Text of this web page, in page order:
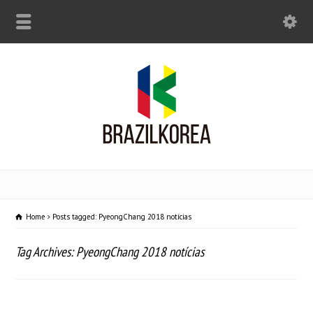
Home Posts tagged: PyeongChang 2018 notícias
Tag Archives: PyeongChang 2018 notícias